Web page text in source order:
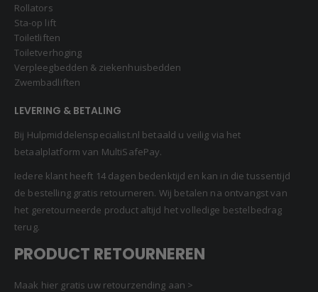
Rollators
Sta-op lift
Toiletliften
Toiletverhoging
Verpleegbedden & ziekenhuisbedden
Zwembadliften
LEVERING & BETALING
Bij Hulpmiddelenspecialist.nl betaald u veilig via het
betaalplatform van MultiSafePay.
Iedere klant heeft 14 dagen bedenktijd en kan in die tussentijd
de bestelling gratis retourneren. Wij betalen na ontvangst van
het geretourneerde product altijd het volledige bestelbedrag
terug.
PRODUCT RETOURNEREN
Maak hier gratis uw retourzending aan >